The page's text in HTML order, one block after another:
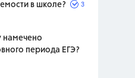
в школе?
3
намечено
периода ЕГЭ?